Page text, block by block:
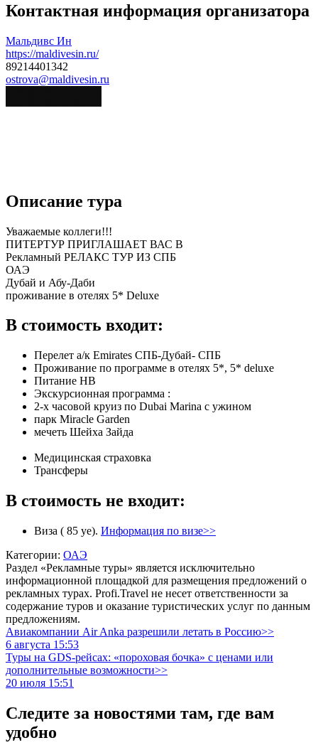
Контактная информация организатора
Мальдивс Ин
https://maldivesin.ru/
89214401342
ostrova@maldivesin.ru
Описание тура
Уважаемые коллеги!!!
ПИТЕРТУР ПРИГЛАШАЕТ ВАС В
Рекламный РЕЛАКС ТУР ИЗ СПБ
ОАЭ
Дубай и Абу-Даби
проживание в отелях 5* Deluxe
В стоимость входит:
Перелет а/к Emirates СПБ-Дубай- СПБ
Проживание по программе в отелях 5*, 5* deluxe
Питание HB
Экскурсионная программа :
2-х часовой круиз по Dubai Marina с ужином
парк Miracle Garden
мечеть Шейха Зайда
Медицинская страховка
Трансферы
В стоимость не входит:
Виза ( 85 уе). Информация по визе>>
Категории: ОАЭ
Раздел «Рекламные туры» является исключительно
информационной площадкой для размещения предложений о
рекламных турах. Profi.Travel не несет ответственности за
содержание туров и оказание туристических услуг по данным
предложениям.
Авиакомпании Air Anka разрешили летать в Россию>>
6 августа 15:53
Туры на GDS-рейсах: «пороховая бочка» с ценами или
дополнительные возможности>>
20 июля 15:51
Следите за новостями там, где вам
удобно